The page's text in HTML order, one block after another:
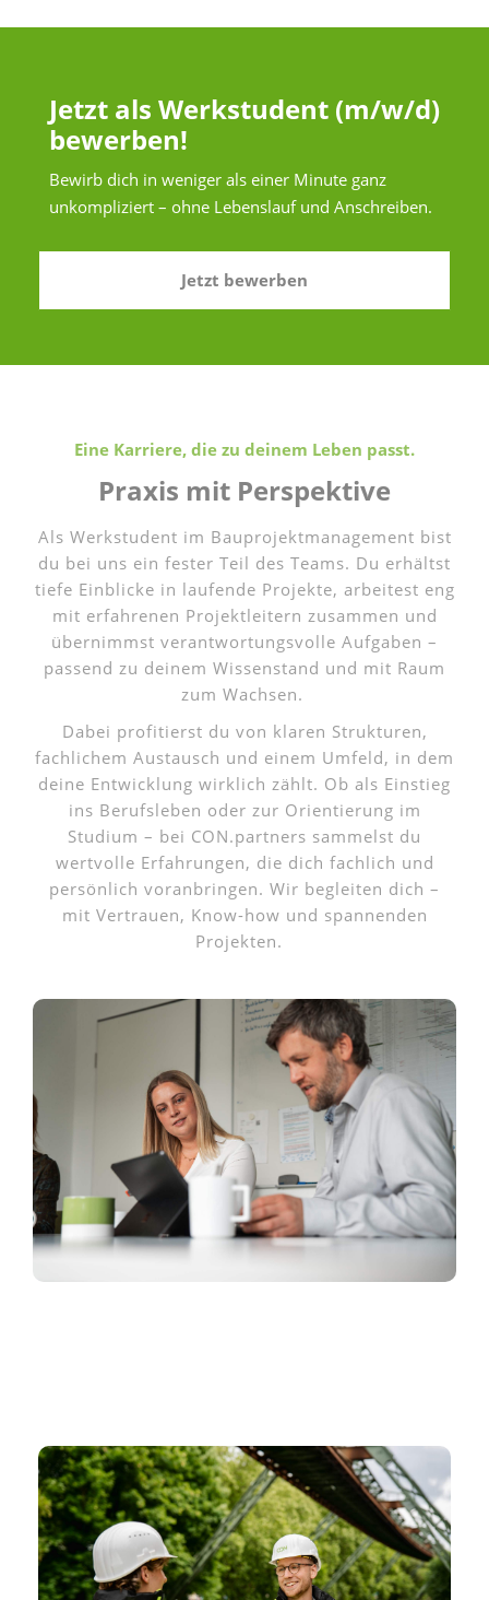
Jetzt als Werkstudent (m/w/d)
bewerben!
Bewirb dich in weniger als einer Minute ganz
unkompliziert – ohne Lebenslauf und Anschreiben.
Jetzt bewerben
Eine Karriere, die zu deinem Leben passt.
Praxis mit Perspektive
Als Werkstudent im Bauprojektmanagement bist
du bei uns ein fester Teil des Teams. Du erhältst
tiefe Einblicke in laufende Projekte, arbeitest eng
mit erfahrenen Projektleitern zusammen und
übernimmst verantwortungsvolle Aufgaben –
passend zu deinem Wissenstand und mit Raum
zum Wachsen.
Dabei profitierst du von klaren Strukturen,
fachlichem Austausch und einem Umfeld, in dem
deine Entwicklung wirklich zählt. Ob als Einstieg
ins Berufsleben oder zur Orientierung im
Studium – bei CON.partners sammelst du
wertvolle Erfahrungen, die dich fachlich und
persönlich voranbringen. Wir begleiten dich –
mit Vertrauen, Know-how und spannenden
Projekten.